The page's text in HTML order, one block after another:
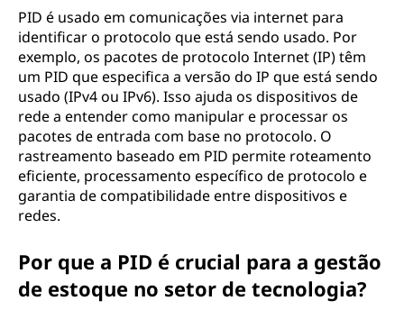
PID é usado em comunicações via internet para
identificar o protocolo que está sendo usado. Por
exemplo, os pacotes de protocolo Internet (IP) têm
um PID que especifica a versão do IP que está sendo
usado (IPv4 ou IPv6). Isso ajuda os dispositivos de
rede a entender como manipular e processar os
pacotes de entrada com base no protocolo. O
rastreamento baseado em PID permite roteamento
eficiente, processamento específico de protocolo e
garantia de compatibilidade entre dispositivos e
redes.
Por que a PID é crucial para a gestão
de estoque no setor de tecnologia?